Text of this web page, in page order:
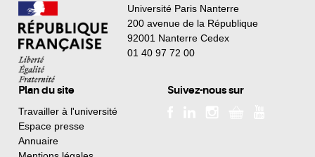
Université Paris Nanterre
200 avenue de la République
92001 Nanterre Cedex
01 40 97 72 00
Plan du site
Travailler à l'université
Espace presse
Annuaire
Suivez-nous sur